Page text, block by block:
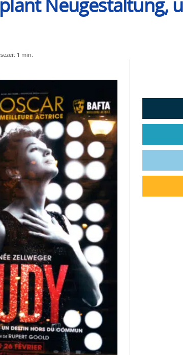
Neugestaltung,
1 min.